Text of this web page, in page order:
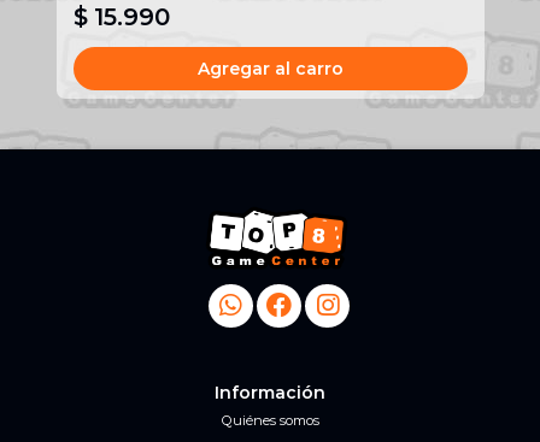
$ 15.990
Agregar al carro
Información
Quiénes somos